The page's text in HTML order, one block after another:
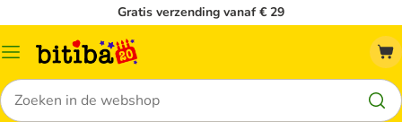
Gratis verzending vanaf € 29
Catalogusmenu
Zoeken